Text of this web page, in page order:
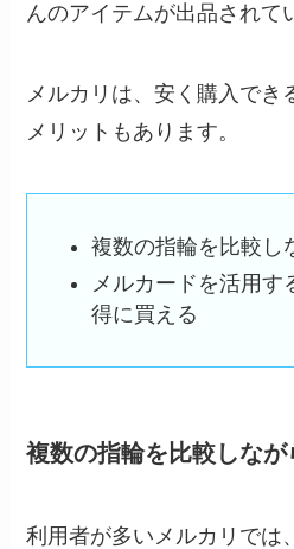
んのアイテムが出品されて
メルカリは、安く購入でき
メリットもあります。
複数の指輪を比較し
メルカードを活用す
得に買える
複数の指輪を比較しなが
利用者が多いメルカリでは